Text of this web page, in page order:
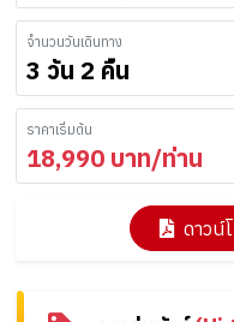
จำนวนวันเดินทาง
3 วัน 2 คืน
ราคาเริ่มต้น
18,990 บาท/ท่าน
ดาวน์